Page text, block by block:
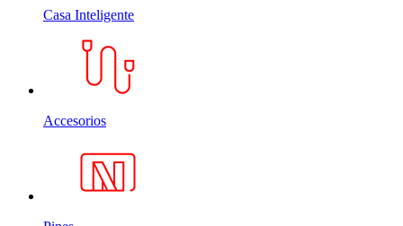
Casa Inteligente
Accesorios